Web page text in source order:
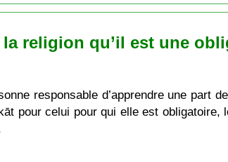
religion qu’il est une
responsable d’apprendre une part
pour celui pour qui elle est obligatoire,